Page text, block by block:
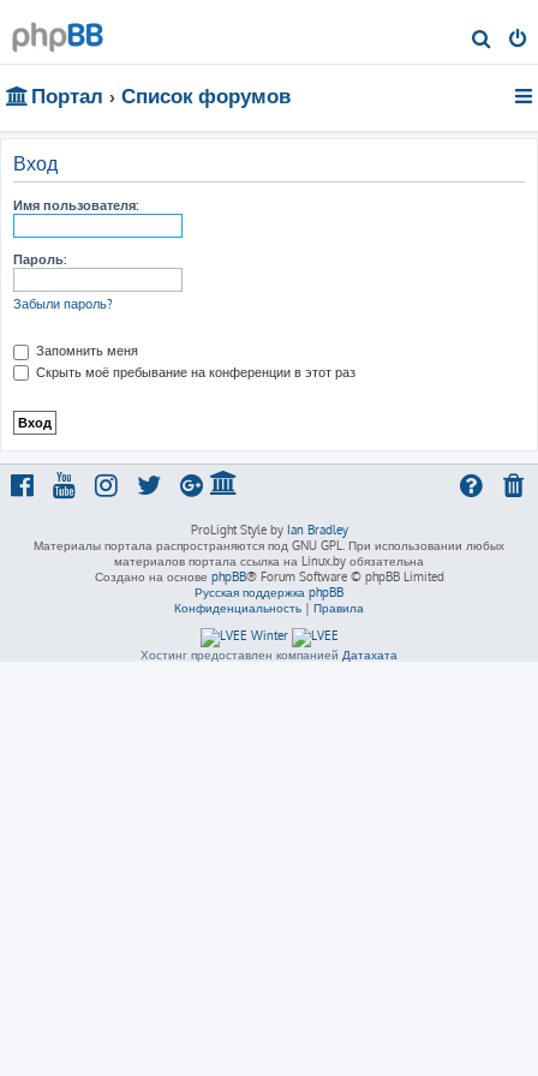
о
Портал Список форумов
Вход
Имя пользователя:
Пароль:
Забыли пароль?
Запомнить меня
Скрыть моё пребывание на конференции в этот раз
ProLight Style by Ian Bradley
Материалы портала распространяются под GNU GPL. При использовании любых
материалов портала ссылка на Linux.by обязательна
Создано на основе phpBB® Forum Software © phpBB Limited
Русская поддержка phpBB
Конфиденциальность | Правила
Хостинг предоставлен компанией Датахата